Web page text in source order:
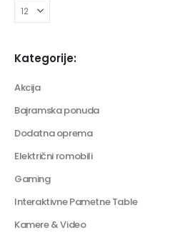
Kategorije:
Akcija
Bajramska ponuda
Dodatna oprema
Električni romobili
Gaming
Interaktivne Pametne Table
Kamere & Video